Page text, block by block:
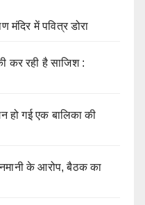
मंदिर में पवित्र डोरा
कर रही है साजिश :
हो गई एक बालिका की
के आरोप, बैठक का